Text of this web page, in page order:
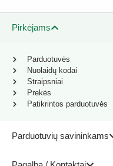
Pirkėjams
Parduotuvių savininkams
Parduotuvės
Nuolaidų kodai
Straipsniai
Prekės
Patikrintos parduotuvės